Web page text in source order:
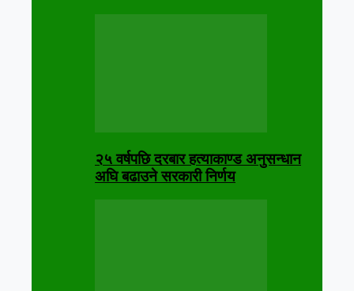
२५ वर्षपछि दरबार हत्याकाण्ड अनुसन्धान
अघि बढाउने सरकारी निर्णय